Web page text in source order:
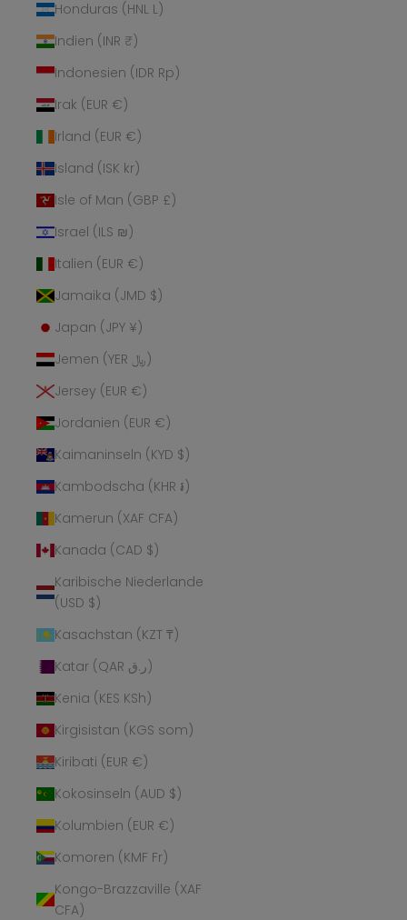
Honduras (HNL L)
Indien (INR ₹)
Indonesien (IDR Rp)
Irak (EUR €)
Irland (EUR €)
Island (ISK kr)
Isle of Man (GBP £)
Israel (ILS ₪)
Italien (EUR €)
Jamaika (JMD $)
Japan (JPY ¥)
Jemen (YER ﷼)
Jersey (EUR €)
Jordanien (EUR €)
Kaimaninseln (KYD $)
Kambodscha (KHR ៛)
Kamerun (XAF CFA)
Kanada (CAD $)
Karibische Niederlande
(USD $)
Kasachstan (KZT ₸)
Katar (QAR ر.ق)
Kenia (KES KSh)
Kirgisistan (KGS som)
Kiribati (EUR €)
Kokosinseln (AUD $)
Kolumbien (EUR €)
Komoren (KMF Fr)
Kongo-Brazzaville (XAF
CFA)